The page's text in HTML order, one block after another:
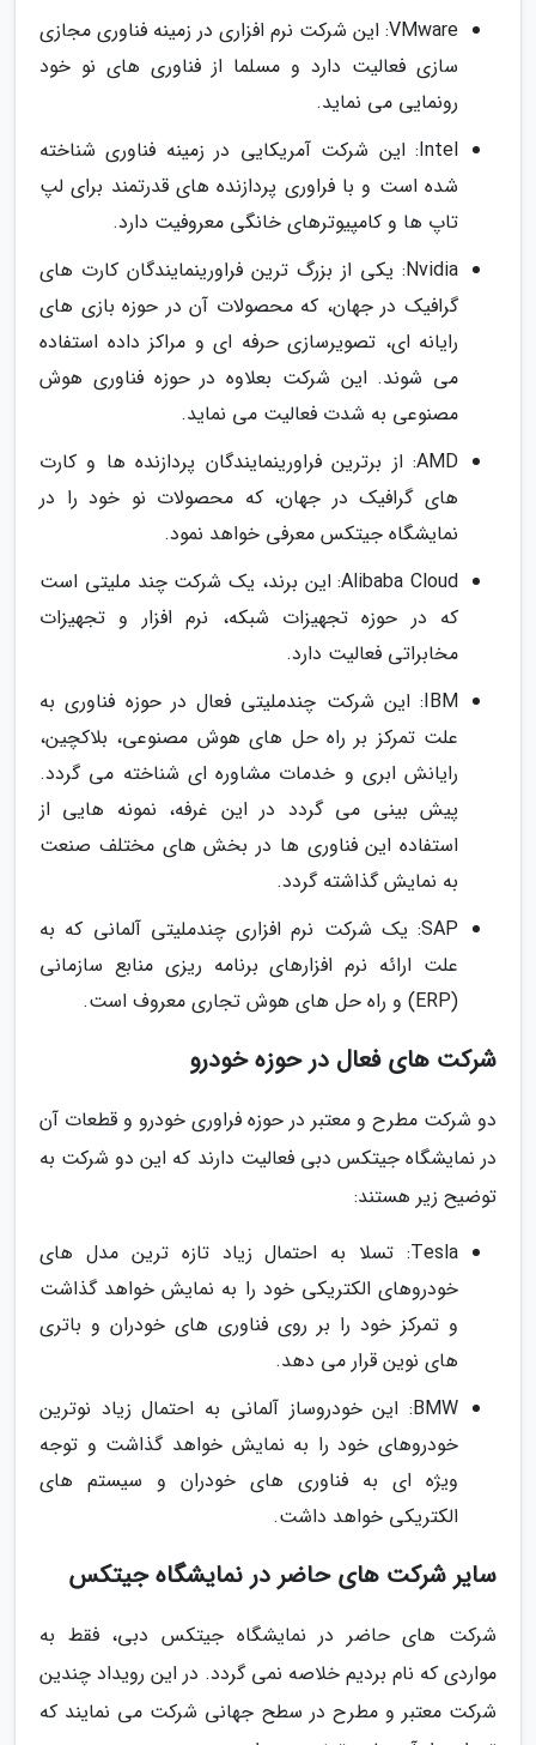
VMware: این شرکت نرم افزاری در زمینه فناوری مجازی
سازی فعالیت دارد و مسلما از فناوری های نو خود
رونمایی می نماید.
Intel: این شرکت آمریکایی در زمینه فناوری شناخته
شده است و با فراوری پردازنده های قدرتمند برای لپ
تاپ ها و کامپیوترهای خانگی معروفیت دارد.
Nvidia: یکی از بزرگ ترین فراورینمایندگان کارت های
گرافیک در جهان، که محصولات آن در حوزه بازی های
رایانه ای، تصویرسازی حرفه ای و مراکز داده استفاده
می شوند. این شرکت بعلاوه در حوزه فناوری هوش
مصنوعی به شدت فعالیت می نماید.
AMD: از برترین فراورینمایندگان پردازنده ها و کارت
های گرافیک در جهان، که محصولات نو خود را در
نمایشگاه جیتکس معرفی خواهد نمود.
Alibaba Cloud: این برند، یک شرکت چند ملیتی است
که در حوزه تجهیزات شبکه، نرم افزار و تجهیزات
مخابراتی فعالیت دارد.
IBM: این شرکت چندملیتی فعال در حوزه فناوری به
علت تمرکز بر راه حل های هوش مصنوعی، بلاکچین،
رایانش ابری و خدمات مشاوره ای شناخته می گردد.
پیش بینی می گردد در این غرفه، نمونه هایی از
استفاده این فناوری ها در بخش های مختلف صنعت
به نمایش گذاشته گردد.
SAP: یک شرکت نرم افزاری چندملیتی آلمانی که به
علت ارائه نرم افزارهای برنامه ریزی منابع سازمانی
(ERP) و راه حل های هوش تجاری معروف است.
شرکت های فعال در حوزه خودرو
دو شرکت مطرح و معتبر در حوزه فراوری خودرو و قطعات آن
در نمایشگاه جیتکس دبی فعالیت دارند که این دو شرکت به
توضیح زیر هستند:
Tesla: تسلا به احتمال زیاد تازه ترین مدل های
خودروهای الکتریکی خود را به نمایش خواهد گذاشت
و تمرکز خود را بر روی فناوری های خودران و باتری
های نوین قرار می دهد.
BMW: این خودروساز آلمانی به احتمال زیاد نوترین
خودروهای خود را به نمایش خواهد گذاشت و توجه
ویژه ای به فناوری های خودران و سیستم های
الکتریکی خواهد داشت.
سایر شرکت های حاضر در نمایشگاه جیتکس
شرکت های حاضر در نمایشگاه جیتکس دبی، فقط به
مواردی که نام بردیم خلاصه نمی گردد. در این رویداد چندین
شرکت معتبر و مطرح در سطح جهانی شرکت می نمایند که